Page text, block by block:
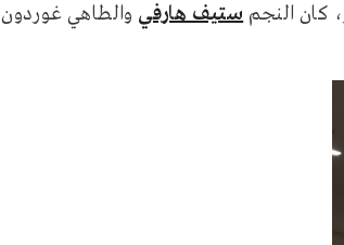
كان النجمستيف هارفي والطاهي غوردون